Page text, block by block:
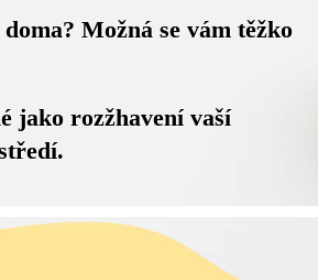
Možná se vám těžko
jako rozžhavení vaší